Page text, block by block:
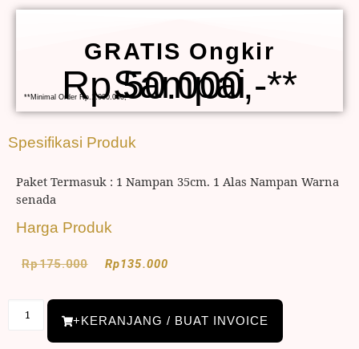
GRATIS Ongkir
Sampai Rp.50.000,-**
**Minimal Order Rp.1.000.000,-
Spesifikasi Produk
Paket Termasuk : 1 Nampan 35cm. 1 Alas Nampan Warna
senada
Harga Produk
Rp175.000 Rp135.000
+KERANJANG / BUAT INVOICE